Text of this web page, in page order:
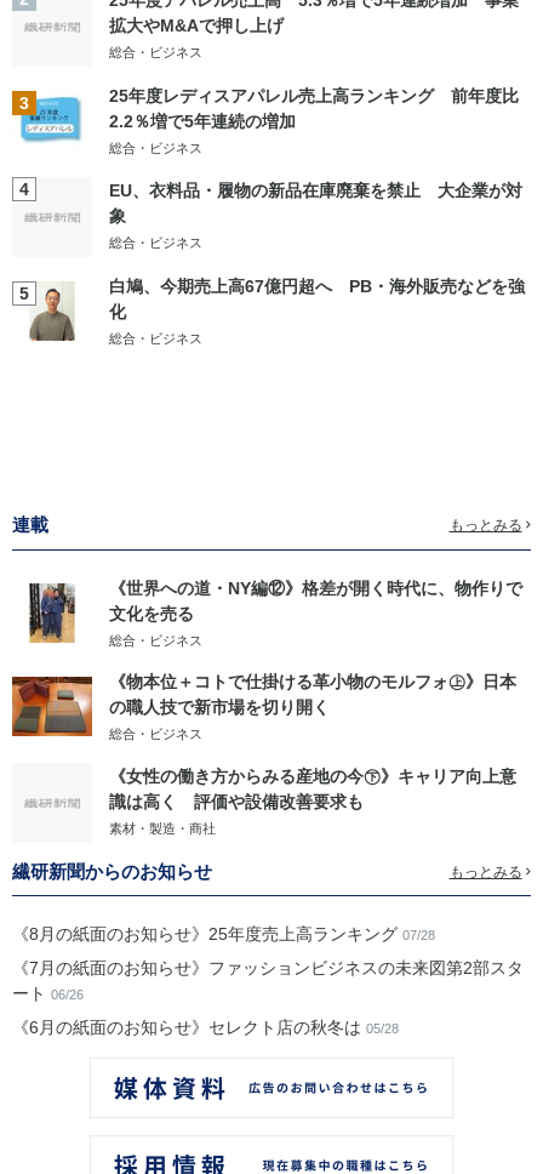
拡大やM&Aで押し上げ
総合・ビジネス
3
25年度レディスアパレル売上高ランキング 前年度比
2.2％増で5年連続の増加
総合・ビジネス
4
EU、衣料品・履物の新品在庫廃棄を禁止 大企業が対
象
総合・ビジネス
5
白鳩、今期売上高67億円超へ PB・海外販売などを強
化
総合・ビジネス
連載 もっとみる
《世界への道・NY編⑫》格差が開く時代に、物作りで
文化を売る
総合・ビジネス
《物本位＋コトで仕掛ける革小物のモルフォ㊤》日本
の職人技で新市場を切り開く
総合・ビジネス
《女性の働き方からみる産地の今㊦》キャリア向上意
識は高く 評価や設備改善要求も
素材・製造・商社
繊研新聞からのお知らせ もっとみる
《8月の紙面のお知らせ》25年度売上高ランキング 07/28
《7月の紙面のお知らせ》ファッションビジネスの未来図第2部スタ
ート 06/26
《6月の紙面のお知らせ》セレクト店の秋冬は 05/28